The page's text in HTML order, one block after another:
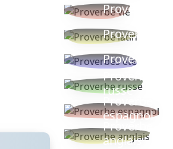
Proverbe vie
Proverbe latin
Proverbes ete
Proverbe
russe
Proverbe
espagnol
Proverbe
anglais